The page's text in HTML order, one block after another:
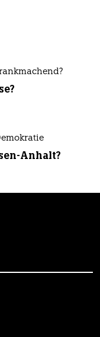
Anhalt?